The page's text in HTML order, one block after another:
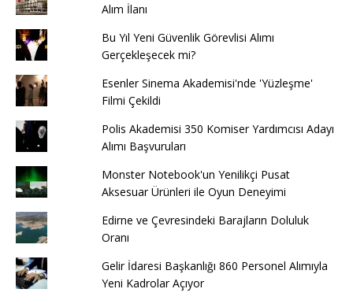
Alım İlanı
Bu Yıl Yeni Güvenlik Görevlisi Alımı
Gerçekleşecek mi?
Esenler Sinema Akademisi'nde 'Yüzleşme'
Filmi Çekildi
Polis Akademisi 350 Komiser Yardımcısı Adayı
Alımı Başvuruları
Monster Notebook'un Yenilikçi Pusat
Aksesuar Ürünleri ile Oyun Deneyimi
Edirne ve Çevresindeki Barajların Doluluk
Oranı
Gelir İdaresi Başkanlığı 860 Personel Alımıyla
Yeni Kadrolar Açıyor